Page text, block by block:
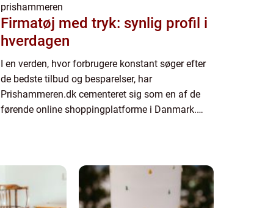
prishammeren
Firmatøj med tryk: synlig profil i
hverdagen
I en verden, hvor forbrugere konstant søger efter
de bedste tilbud og besparelser, har
Prishammeren.dk cementeret sig som en af de
førende online shoppingplatforme i Danmark.